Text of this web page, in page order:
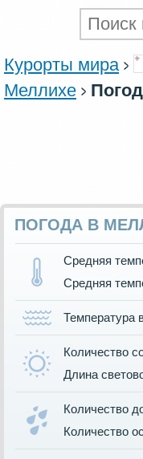
Курорты мира
Меллихе
ПОГОДА В
Средняя
Средняя
Температура
Количество
Длина
Количество
Количество